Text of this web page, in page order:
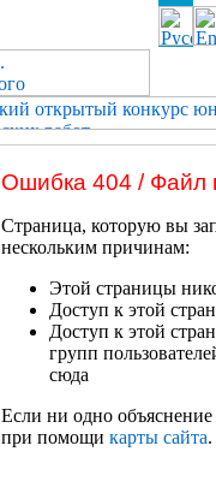
Ошибка 404 / Файл
Страница, которую вы
нескольким причинам:
Этой страницы
Доступ к этой
Доступ к этой
групп
сюда
Если ни одно объяснение
при помощи карты сайта.